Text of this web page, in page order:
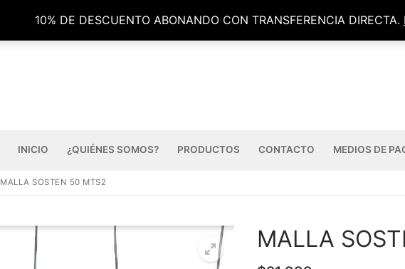
10% DE DESCUENTO ABONANDO CON TRANSFERENCIA DIRECTA.
INICIO ¿QUIÉNES SOMOS? PRODUCTOS CONTACTO MEDIOS DE
MALLA SOSTEN 50 MTS2
MALLA